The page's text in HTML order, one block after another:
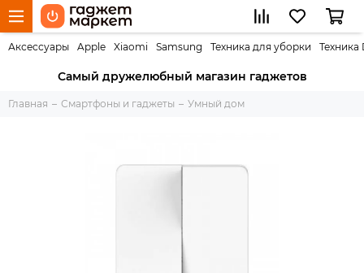
Аксессуары Apple Xiaomi Samsung Техника для уборки Техника
Самый дружелюбный магазин гаджетов
Главная Смартфоны и гаджеты Умный дом